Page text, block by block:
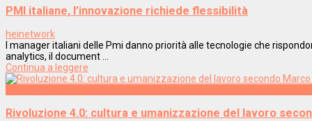
PMI italiane, l’innovazione richiede flessibilità
heinetwork
I manager italiani delle Pmi danno priorità alle tecnologie che
analytics, il document ...
Continua a leggere
Rivoluzione 4.0: cultura e umanizzazione del lavoro